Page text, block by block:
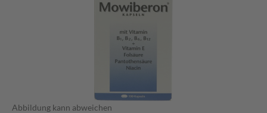
Abbildung kann abweichen